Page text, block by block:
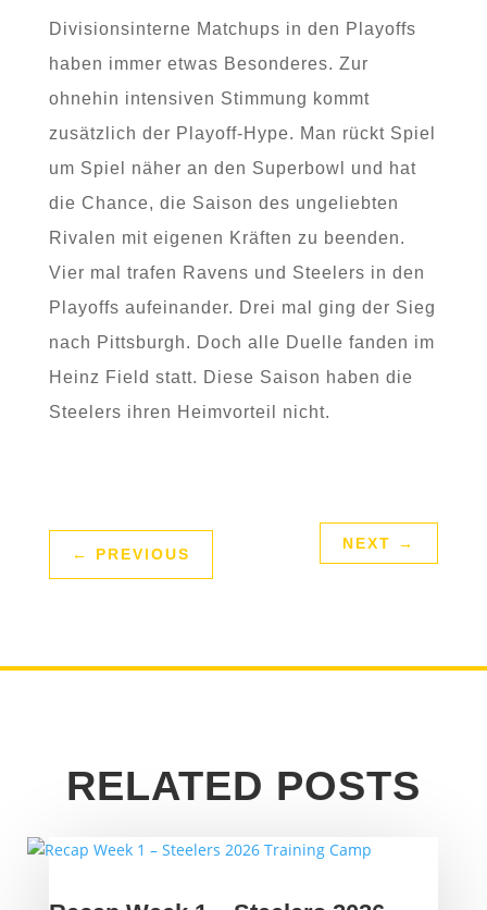
Divisionsinterne Matchups in den Playoffs
haben immer etwas Besonderes. Zur
ohnehin intensiven Stimmung kommt
zusätzlich der Playoff-Hype. Man rückt Spiel
um Spiel näher an den Superbowl und hat
die Chance, die Saison des ungeliebten
Rivalen mit eigenen Kräften zu beenden.
Vier mal trafen Ravens und Steelers in den
Playoffs aufeinander. Drei mal ging der Sieg
nach Pittsburgh. Doch alle Duelle fanden im
Heinz Field statt. Diese Saison haben die
Steelers ihren Heimvorteil nicht.
← PREVIOUS
NEXT →
RELATED POSTS